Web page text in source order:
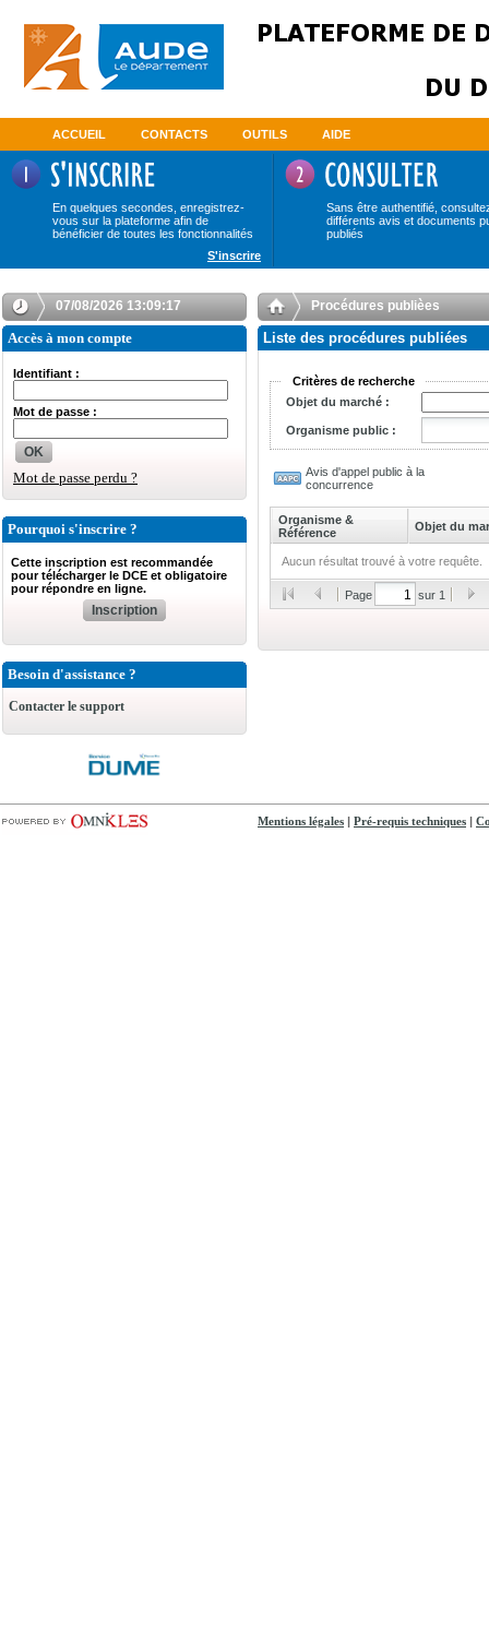
ACCUEIL CONTACTS OUTILS AIDE
En quelques secondes, enregistrez-
vous sur la plateforme afin de
bénéficier de toutes les fonctionnalités
Sans être authentifié,
différents avis et documents
publiés
S'inscrire
07/08/2026 13:09:17
Accès à mon compte
Identifiant :
Mot de passe :
OK
Mot de passe perdu ?
Pourquoi s'inscrire ?
Cette inscription est recommandée
pour télécharger le DCE et obligatoire
pour répondre en ligne.
Inscription
Besoin d'assistance ?
Contacter le support
Procédures publièes
Liste des procédures publiées
Critères de recherche
Objet du marché :
Organisme public :
Avis d'appel public à la
concurrence
Organisme &
Référence
Objet du
Aucun résultat trouvé à votre requête.
Page sur 1
Mentions légales Pré-requis techniques